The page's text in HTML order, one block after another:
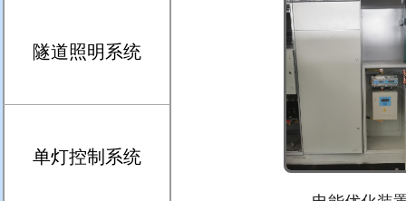
隧道照明系统
单灯控制系统